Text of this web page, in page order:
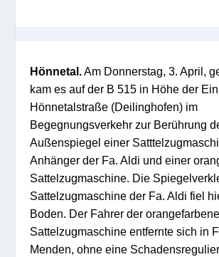
Hönnetal. Am Donnerstag, 3. April,
kam es auf der B 515 in Höhe der
Hönnetalstraße (Deilinghofen) im
Begegnungsverkehr zur Berührung
Außenspiegel einer Satttelzugmaschi
Anhänger der Fa. Aldi und einer
Sattelzugmaschine. Die Spiegelv
Sattelzugmaschine der Fa. Aldi fiel
Boden. Der Fahrer der
Sattelzugmaschineentfernte sich in
Menden , ohne eine Schadensr